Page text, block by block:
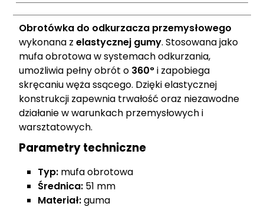
Obrotówka do odkurzacza przemysłowego
wykonana zelastycznej gumy. Stosowana jako
mufa obrotowa w systemach odkurzania,
umożliwia pełny obrót o 360°i zapobiega
skręcaniu węża ssącego. Dzięki elastycznej
konstrukcji zapewnia trwałość oraz niezawodne
działanie w warunkach przemysłowych i
warsztatowych.
Parametry techniczne
Typ: mufa obrotowa
Średnica: 51 mm
Materiał:guma